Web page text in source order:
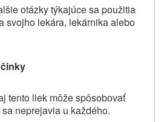
otázky týkajúce sa použitia
svojho lekára, lekárnika alebo
tento liek môže spôsobovať
neprejavia u každého.